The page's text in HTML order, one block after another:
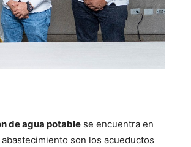
de agua potable se encuentra en
son los acueductos